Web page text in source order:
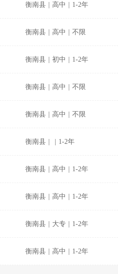
衡南县 高中 1-2年
衡南县 高中 不限
衡南县 初中 1-2年
衡南县 高中 不限
衡南县 高中 不限
衡南县 1-2年
衡南县 高中 1-2年
衡南县 高中 1-2年
衡南县 大专 1-2年
衡南县 高中 1-2年